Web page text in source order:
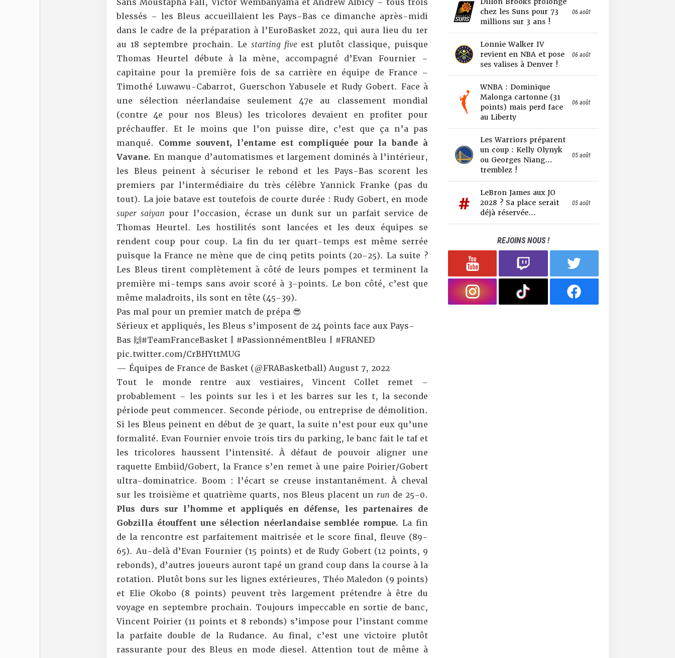
Sans Moustapha Fall, Victor Wembanyama et Andrew Albicy – tous trois
blessés – les Bleus accueillaient les Pays-Bas ce dimanche après-midi
dans le cadre de la préparation à l’EuroBasket 2022, qui aura lieu du 1er
au 18 septembre prochain. Le starting five est plutôt classique, puisque
Thomas Heurtel débute à la mène, accompagné d’Evan Fournier –
capitaine pour la première fois de sa carrière en équipe de France –
Timothé Luwawu-Cabarrot, Guerschon Yabusele et Rudy Gobert. Face à
une sélection néerlandaise seulement 47e au classement mondial
(contre 4e pour nos Bleus) les tricolores devaient en profiter pour
préchauffer. Et le moins que l’on puisse dire, c’est que ça n’a pas
manqué. Comme souvent, l’entame est compliquée pour la bande à
Vavane. En manque d’automatismes et largement dominés à l’intérieur,
les Bleus peinent à sécuriser le rebond et les Pays-Bas scorent les
premiers par l’intermédiaire du très célèbre Yannick Franke (pas du
tout). La joie batave est toutefois de courte durée : Rudy Gobert, en mode
super saiyan pour l’occasion, écrase un dunk sur un parfait service de
Thomas Heurtel. Les hostilités sont lancées et les deux équipes se
rendent coup pour coup. La fin du 1er quart-temps est même serrée
puisque la France ne mène que de cinq petits points (20-25). La suite ?
Les Bleus tirent complètement à côté de leurs pompes et terminent la
première mi-temps sans avoir scoré à 3-points. Le bon côté, c’est que
même maladroits, ils sont en tête (45-39).
Pas mal pour un premier match de prépa 😎
Sérieux et appliqués, les Bleus s’imposent de 24 points face aux Pays-
Bas 🙌#TeamFranceBasket #PassionnémentBleu
#FRANED
pic.twitter.com/CrBHYttMUG
— Équipes de France de Basket (@FRABasketball)August 7, 2022
Tout le monde rentre aux vestiaires, Vincent Collet remet –
probablement – les points sur les i et les barres sur les t, la seconde
période peut commencer. Seconde période, ou entreprise de démolition.
Si les Bleus peinent en début de 3e quart, la suite n’est pour eux qu’une
formalité. Evan Fournier envoie trois tirs du parking, le banc fait le taf et
les tricolores haussent l’intensité. À défaut de pouvoir aligner une
raquette Embiid/Gobert, la France s’en remet à une paire Poirier/Gobert
ultra-dominatrice. Boom : l’écart se creuse instantanément. À cheval
sur les troisième et quatrième quarts, nos Bleus placent un run de 25-0.
Plus durs sur l’homme et appliqués en défense, les partenaires de
Gobzilla étouffent une sélection néerlandaise semblée rompue. La fin
de la rencontre est parfaitement maitrisée et le score final, fleuve (89-
65). Au-delà d’Evan Fournier (15 points) et de Rudy Gobert (12 points, 9
rebonds), d’autres joueurs auront tapé un grand coup dans la course à la
rotation. Plutôt bons sur les lignes extérieures, Théo Maledon (9 points)
et Elie Okobo (8 points) peuvent très largement prétendre à être du
voyage en septembre prochain. Toujours impeccable en sortie de banc,
Vincent Poirier (11 points et 8 rebonds) s’impose pour l’instant comme
la parfaite double de la Rudance. Au final, c’est une victoire plutôt
rassurante pour des Bleus en mode diesel. Attention tout de même à
chez les Suns pour 73
millions sur 3 ans !
06 août
Lonnie Walker IV
revient en NBA et pose
ses valises à Denver !
06 août
WNBA : Dominique
Malonga cartonne (31
points) mais perd face
au Liberty
06 août
Les Warriors préparent
un coup : Kelly Olynyk
ou Georges Niang…
tremblez !
05 août
LeBron James aux JO
2028 ? Sa place serait
déjà réservée...
05 août
REJOINS NOUS !